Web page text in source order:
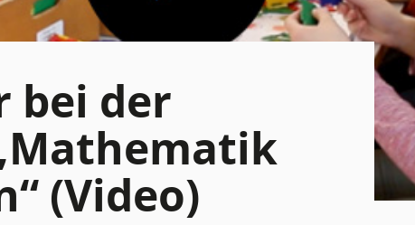
bei der
(Video)